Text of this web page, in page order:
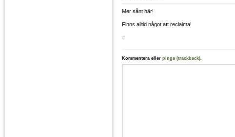
Mer sånt här!
Finns alltid något att reclaima!
#
Kommentera eller pinga (trackback)